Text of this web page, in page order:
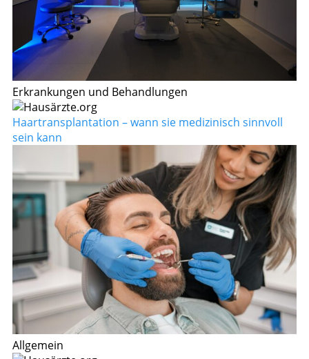
Erkrankungen und Behandlungen
Haartransplantation – wann sie medizinisch sinnvoll
sein kann
Allgemein